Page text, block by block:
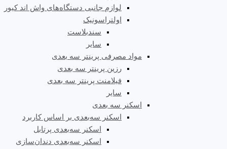
لوازم جانبی دستگاه‌های واش اند کیور
اولتراسونیک
سندبلاست
سایر
مواد مصرفی پرینتر سه بعدی
رزین پرینتر سه بعدی
فیلامنت پرینتر سه بعدی
سایر
اسکنر سه بعدی
اسکنر سه‌بعدی بر اساس کاربرد
اسکنر سه‌بعدی پرتابل
اسکنر سه‌بعدی دندان‌سازی